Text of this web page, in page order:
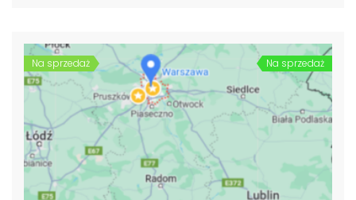
Na sprzedaż Na sprzedaż